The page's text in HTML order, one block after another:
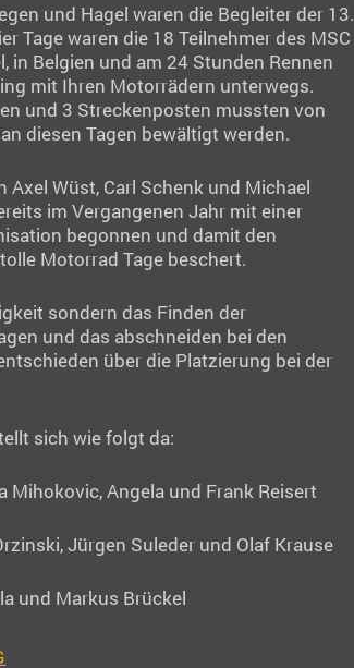
und Hagel waren die Begleiter der 13.
Tage waren die 18 Teilnehmer des MSC
in Belgien und am 24 Stunden Rennen
mit Ihren Motorrädern unterwegs.
und 3 Streckenposten mussten von
diesen Tagen bewältigt werden.
Axel Wüst, Carl Schenk und Michael
im Vergangenen Jahr mit einer
begonnen und damit den
Motorrad Tage beschert.
sondern das Finden der
und das abschneiden bei den
über die Platzierung bei der
sich wie folgt da:
Mihokovic, Angela und Frank Reisert
Jürgen Suleder und Olaf Krause
und Markus Brückel